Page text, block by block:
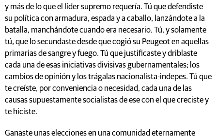
y más de lo que el líder supremo requería. Tú que defendiste
su política con armadura, espada y a caballo, lanzándote a la
batalla, manchándote cuando era necesario. Tú, y solamente
tú, que lo secundaste desde que cogió su Peugeot en aquellas
primarias de sangre y fuego. Tú que justificaste y driblaste
cada una de esas iniciativas divisivas gubernamentales; los
cambios de opinión y los trágalas nacionalista-indepes. Tú que
te creíste, por conveniencia o necesidad, cada una de las
causas supuestamente socialistas de ese con el que creciste y
te hiciste.
Ganaste unas elecciones en una comunidad eternamente